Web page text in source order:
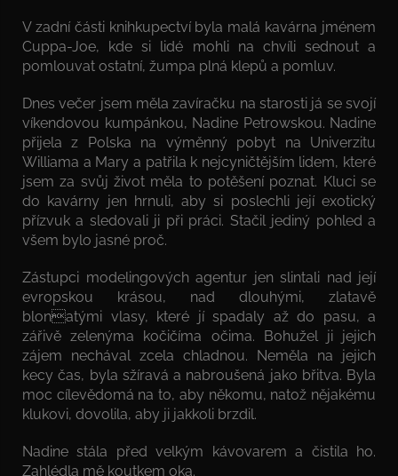
V zadní části knihkupectví byla malá kavárna jménem
Cuppa-Joe, kde si lidé mohli na chvíli sednout a
pomlouvat ostatní, žumpa plná klepů a pomluv.
Dnes večer jsem měla zavíračku na starosti já se svojí
víkendovou kumpánkou, Nadine Petrowskou. Nadine
přijela z Polska na výměnný pobyt na Univerzitu
Williama a Mary a patřila k nejcyničtějším lidem, které
jsem za svůj život měla to potěšení poznat. Kluci se
do kavárny jen hrnuli, aby si poslechli její exotický
přízvuk a sledovali ji při práci. Stačil jediný pohled a
všem bylo jasné proč.
Zástupci modelingových agentur jen slintali nad její
evropskou krásou, nad dlouhými, zlatavě
blonatými vlasy, které jí spadaly až do pasu, a
zářivě zelenýma kočičíma očima. Bohužel ji jejich
zájem nechával zcela chladnou. Neměla na jejich
kecy čas, byla sžíravá a nabroušená jako břitva. Byla
moc cílevědomá na to, aby někomu, natož nějakému
klukovi, dovolila, aby ji jakkoli brzdil.
Nadine stála před velkým kávovarem a čistila ho.
Zahlédla mě koutkem oka.